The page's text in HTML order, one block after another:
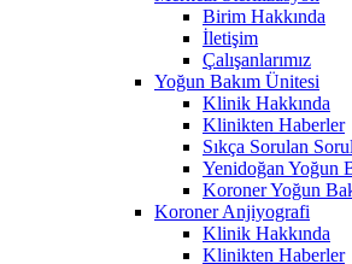
Birim Hakkında
İletişim
Çalışanlarımız
Yoğun Bakım Ünitesi
Klinik Hakkında
Klinikten Haberler
Sıkça Sorulan
Yenidoğan Yoğun
Koroner Yoğun
Koroner Anjiyografi
Klinik Hakkında
Klinikten Haberler